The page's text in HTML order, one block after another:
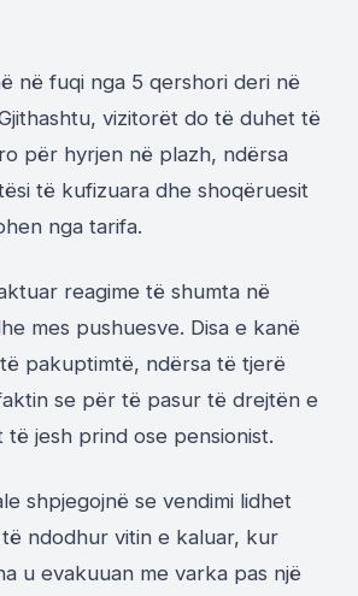
në fuqi nga 5 qershori deri në
vizitorët do të duhet të
për hyrjen në plazh, ndërsa
të kufizuara dhe shoqëruesit
nga tarifa.
reagime të shumta në
mes pushuesve. Disa e kanë
pakuptimtë, ndërsa të tjerë
se për të pasur të drejtën e
të jesh prind ose pensionist.
shpjegojnë se vendimi lidhet
ndodhur vitin e kaluar, kur
u evakuuan me varka pas një